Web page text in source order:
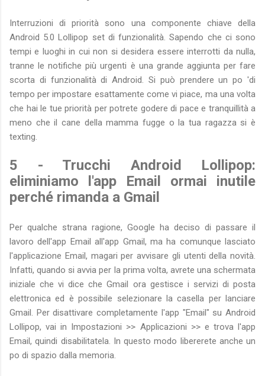
Interruzioni di priorità sono una componente chiave della
Android 5.0 Lollipop set di funzionalità. Sapendo che ci sono
tempi e luoghi in cui non si desidera essere interrotti da nulla,
tranne le notifiche più urgenti è una grande aggiunta per fare
scorta di funzionalità di Android. Si può prendere un po 'di
tempo per impostare esattamente come vi piace, ma una volta
che hai le tue priorità per potrete godere di pace e tranquillità a
meno che il cane della mamma fugge o la tua ragazza si è
texting.
5 - Trucchi Android Lollipop:
eliminiamo l'app Email ormai inutile
perché rimanda a Gmail
Per qualche strana ragione, Google ha deciso di passare il
lavoro dell'app Email all'app Gmail, ma ha comunque lasciato
l'applicazione Email, magari per avvisare gli utenti della novità.
Infatti, quando si avvia per la prima volta, avrete una schermata
iniziale che vi dice che Gmail ora gestisce i servizi di posta
elettronica ed è possibile selezionare la casella per lanciare
Gmail. Per disattivare completamente l'app "Email" su Android
Lollipop, vai in Impostazioni >> Applicazioni >> e trova l'app
Email, quindi disabilitatela. In questo modo libererete anche un
po di spazio dalla memoria.